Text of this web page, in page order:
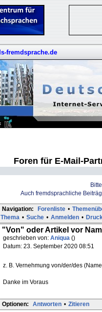
fremdsprache.de
Foren für E-Mail-
Auch fremdsprachliche
Navigation: Forenliste •
Thema • Suche • Anmelden •
"Von" oder Artikel vor
geschrieben von: Aniqua ()
Datum: 23. September 2020 08:51
z. B. Vernehmung von/der/des
Danke im Voraus
Optionen: Antworten • Zitieren